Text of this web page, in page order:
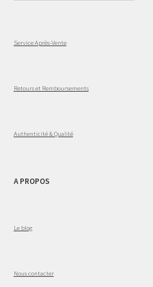
Service Après-Vente
Retours et Remboursements
Authenticité & Qualité
A PROPOS
Le blog
Nous contacter